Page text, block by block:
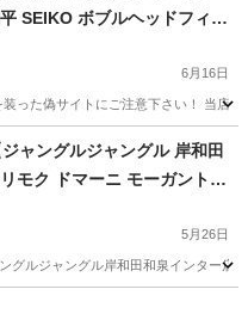
SEIKO ボブルヘッドフィギ
田市 泉大津市 高石市 泉北郡
6月16日
た偽サイトにご注意下さい！ 当店の
ア ボブルヘッド
ャングルジャングル 岸和田
モク ドマーニ モーガントン
5月26日
グルジャングル岸和田和泉インター